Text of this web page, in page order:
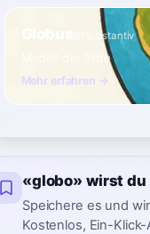
Substantiv
Modell der Erde
Mehr erfahren →
«globo» wirst du
Speichere es und
Kostenlos, Ein-